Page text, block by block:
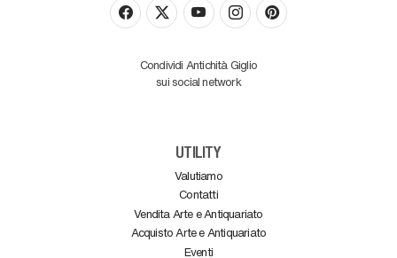
Condividi Antichità Giglio
sui social network
UTILITY
Valutiamo
Contatti
Vendita Arte e Antiquariato
Acquisto Arte e Antiquariato
Eventi